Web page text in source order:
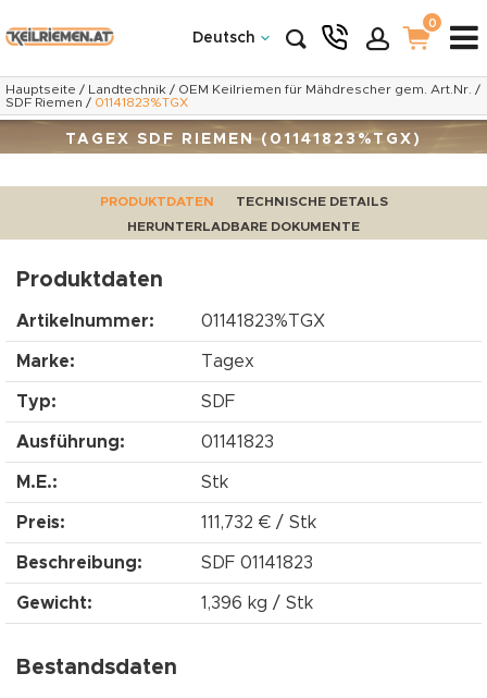
Deutsch
0
Hauptseite / Landtechnik / OEM Keilriemen für Mähdrescher gem. Art.Nr. /
SDF Riemen / 01141823%TGX
TAGEX SDF RIEMEN (01141823%TGX)
PRODUKTDATEN
TECHNISCHE DETAILS
HERUNTERLADBARE DOKUMENTE
Produktdaten
Artikelnummer: 01141823%TGX
Marke: Tagex
Typ: SDF
Ausführung: 01141823
M.E.: Stk
Preis: 111,732 € / Stk
Beschreibung: SDF 01141823
Gewicht: 1,396 kg / Stk
Bestandsdaten